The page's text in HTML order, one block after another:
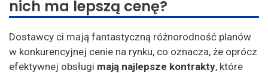
nich ma lepszą cenę?
Dostawcy ci mają fantastyczną różnorodność planów
w konkurencyjnej cenie na rynku, co oznacza, że oprócz
efektywnej obsługi mają najlepsze kontrakty, które